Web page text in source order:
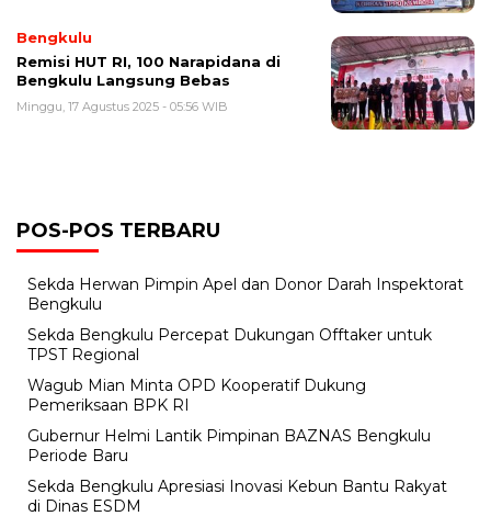
Bengkulu
Remisi HUT RI, 100 Narapidana di
Bengkulu Langsung Bebas
Minggu, 17 Agustus 2025 - 05:56 WIB
POS-POS TERBARU
Sekda Herwan Pimpin Apel dan Donor Darah Inspektorat
Bengkulu
Sekda Bengkulu Percepat Dukungan Offtaker untuk
TPST Regional
Wagub Mian Minta OPD Kooperatif Dukung
Pemeriksaan BPK RI
Gubernur Helmi Lantik Pimpinan BAZNAS Bengkulu
Periode Baru
Sekda Bengkulu Apresiasi Inovasi Kebun Bantu Rakyat
di Dinas ESDM